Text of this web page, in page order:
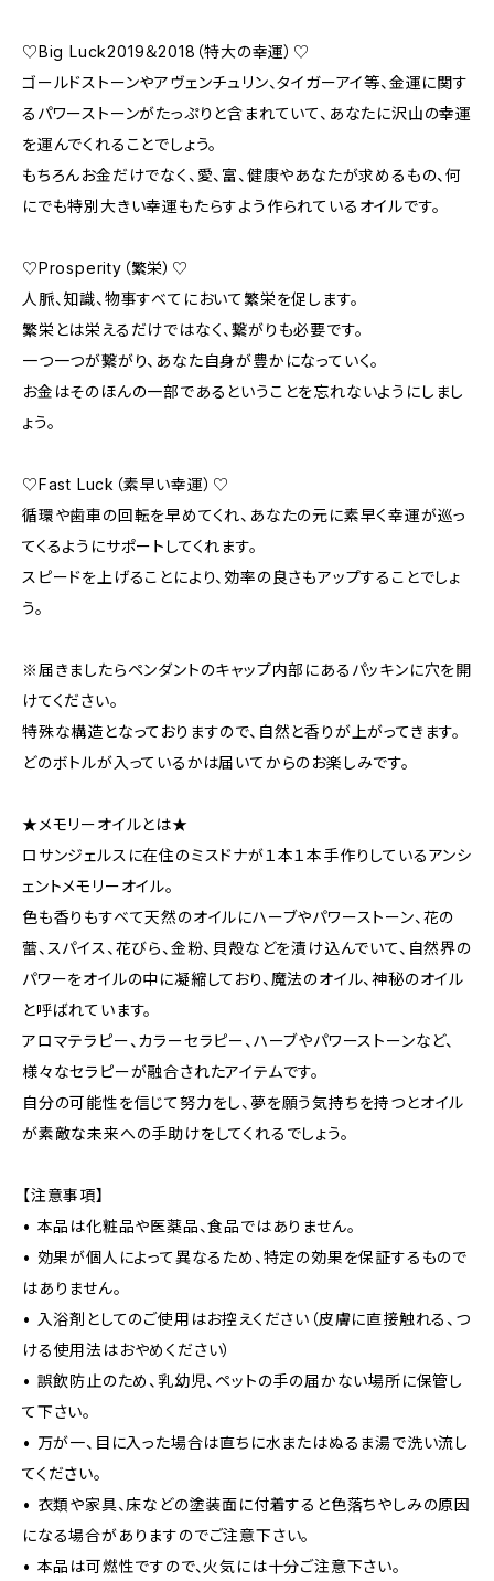
♡Big Luck2019＆2018（特大の幸運）♡
ゴールドストーンやアヴェンチュリン、タイガーアイ等、金運に関す
るパワーストーンがたっぷりと含まれていて、あなたに沢山の幸運
を運んでくれることでしょう。
もちろんお金だけでなく、愛、富、健康やあなたが求めるもの、何
にでも特別大きい幸運もたらすよう作られているオイルです。
♡Prosperity（繁栄）♡
人脈、知識、物事すべてにおいて繁栄を促します。
繁栄とは栄えるだけではなく、繋がりも必要です。
一つ一つが繋がり、あなた自身が豊かになっていく。
お金はそのほんの一部であるということを忘れないようにしまし
ょう。
♡Fast Luck（素早い幸運）♡
循環や歯車の回転を早めてくれ、あなたの元に素早く幸運が巡っ
てくるようにサポートしてくれます。
スピードを上げることにより、効率の良さもアップすることでしょ
う。
※届きましたらペンダントのキャップ内部にあるパッキンに穴を開
けてください。
特殊な構造となっておりますので、自然と香りが上がってきます。
どのボトルが入っているかは届いてからのお楽しみです。
★メモリーオイルとは★
ロサンジェルスに在住のミスドナが１本１本手作りしているアンシ
ェントメモリーオイル。
色も香りもすべて天然のオイルにハーブやパワーストーン、花の
蕾、スパイス、花びら、金粉、貝殻などを漬け込んでいて、自然界の
パワーをオイルの中に凝縮しており、魔法のオイル、神秘のオイル
と呼ばれています。
アロマテラピー、カラーセラピー、ハーブやパワーストーンなど、
様々なセラピーが融合されたアイテムです。
自分の可能性を信じて努力をし、夢を願う気持ちを持つとオイル
が素敵な未来への手助けをしてくれるでしょう。
【注意事項】
• 本品は化粧品や医薬品、食品ではありません。
• 効果が個人によって異なるため、特定の効果を保証するもので
はありません。
• 入浴剤としてのご使用はお控えください（皮膚に直接触れる、つ
ける使用法はおやめください）
• 誤飲防止のため、乳幼児、ペットの手の届かない場所に保管し
て下さい。
• 万が一、目に入った場合は直ちに水またはぬるま湯で洗い流し
てください。
• 衣類や家具、床などの塗装面に付着すると色落ちやしみの原因
になる場合がありますのでご注意下さい。
• 本品は可燃性ですので、火気には十分ご注意下さい。